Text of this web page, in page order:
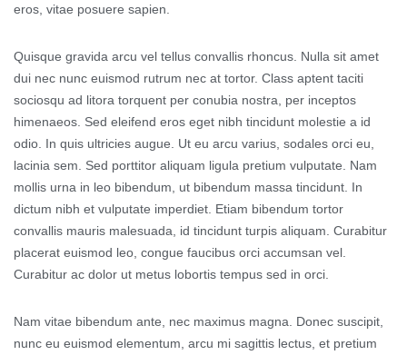
eros, vitae posuere sapien.
Quisque gravida arcu vel tellus convallis rhoncus. Nulla sit amet
dui nec nunc euismod rutrum nec at tortor. Class aptent taciti
sociosqu ad litora torquent per conubia nostra, per inceptos
himenaeos. Sed eleifend eros eget nibh tincidunt molestie a id
odio. In quis ultricies augue. Ut eu arcu varius, sodales orci eu,
lacinia sem. Sed porttitor aliquam ligula pretium vulputate. Nam
mollis urna in leo bibendum, ut bibendum massa tincidunt. In
dictum nibh et vulputate imperdiet. Etiam bibendum tortor
convallis mauris malesuada, id tincidunt turpis aliquam. Curabitur
placerat euismod leo, congue faucibus orci accumsan vel.
Curabitur ac dolor ut metus lobortis tempus sed in orci.
Nam vitae bibendum ante, nec maximus magna. Donec suscipit,
nunc eu euismod elementum, arcu mi sagittis lectus, et pretium